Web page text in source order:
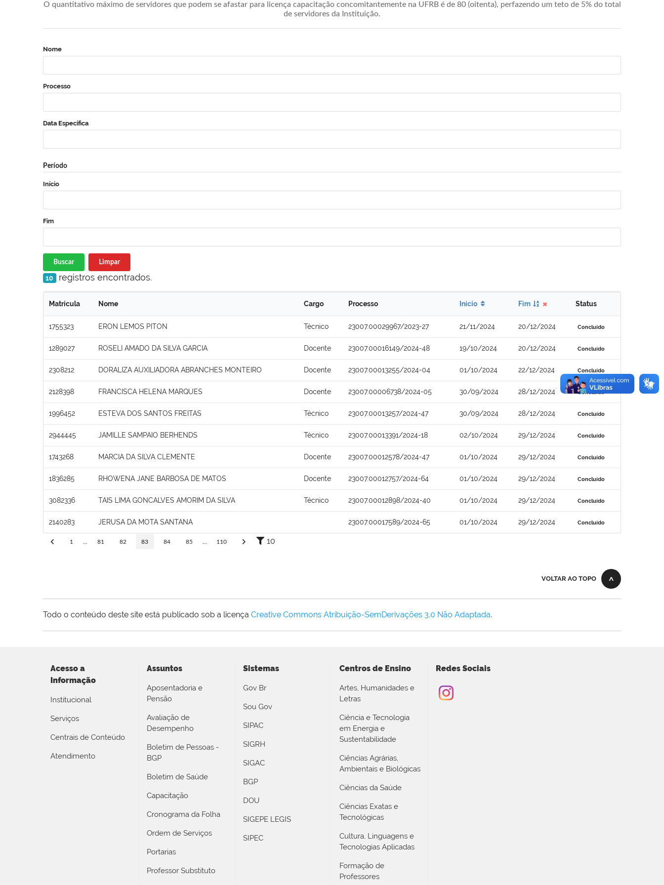
O quantitativo máximo de servidores que podem se afastar para licença capacitação concomitantemente na UFRB é de 80 (oitenta), perfazendo um teto de 5% do total
de servidores da Instituição.
Nome
Processo
Data Específica
Período
Início
Fim
Buscar Limpar
10 registros encontrados.
Matrícula Nome Cargo Processo Início Fim Status
1755323 ERON LEMOS PITON Técnico 23007.00029967/2023-27 21/11/2024 20/12/2024 Concluído
1289027 ROSELI AMADO DA SILVA GARCIA Docente 23007.00016149/2024-48 19/10/2024 20/12/2024 Concluído
2308212 DORALIZA AUXILIADORA ABRANCHES MONTEIRO Docente 23007.00013255/2024-04 01/10/2024 22/12/2024 Concluído
2128398 FRANCISCA HELENA MARQUES Docente 23007.00006738/2024-05 30/09/2024 28/12/2024 Concluído
1996452 ESTEVA DOS SANTOS FREITAS Técnico 23007.00013257/2024-47 30/09/2024 28/12/2024 Concluído
2944445 JAMILLE SAMPAIO BERHENDS Técnico 23007.00013391/2024-18 02/10/2024 29/12/2024 Concluído
1743268 MARCIA DA SILVA CLEMENTE Docente 23007.00012578/2024-47 01/10/2024 29/12/2024 Concluído
1836285 RHOWENA JANE BARBOSA DE MATOS Docente 23007.00012757/2024-64 01/10/2024 29/12/2024 Concluído
3082336 TAIS LIMA GONCALVES AMORIM DA SILVA Técnico 23007.00012898/2024-40 01/10/2024 29/12/2024 Concluído
2140283 JERUSA DA MOTA SANTANA 23007.00017589/2024-65 01/10/2024 29/12/2024 Concluído
1 81 82 83 84 85 110 10
VOLTAR AO TOPO
Todo o conteúdo deste site está publicado sob a licença Creative Commons Atribuição-SemDerivações 3.0 Não Adaptada.
Acesso a
Informação
Institucional
Serviços
Centrais de Conteúdo
Atendimento
Assuntos
Aposentadoria e
Pensão
Avaliação de
Desempenho
Boletim de Pessoas -
BGP
Boletim de Saúde
Capacitação
Cronograma da Folha
Ordem de Serviços
Portarias
Professor Substituto
Sistemas
Gov Br
Sou Gov
SIPAC
SIGRH
SIGAC
BGP
DOU
SIGEPE LEGIS
SIPEC
Centros de Ensino
Artes, Humanidades e
Letras
Ciência e Tecnologia
em Energia e
Sustentabilidade
Ciências Agrárias,
Ambientais e Biológicas
Ciências da Saúde
Ciências Exatas e
Tecnológicas
Cultura, Linguagens e
Tecnologias Aplicadas
Formação de
Professores
Redes Sociais